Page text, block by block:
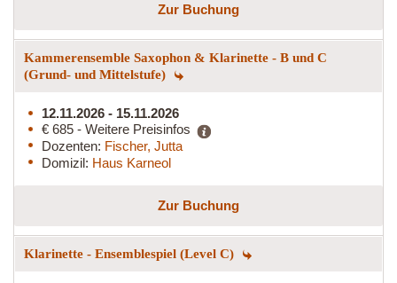
Zur Buchung
Kammerensemble Saxophon & Klarinette - B und C
(Grund- und Mittelstufe)
12.11.2026 - 15.11.2026
€ 685 - Weitere Preisinfos
Dozenten: Fischer, Jutta
Domizil: Haus Karneol
Zur Buchung
Klarinette - Ensemblespiel (Level C)